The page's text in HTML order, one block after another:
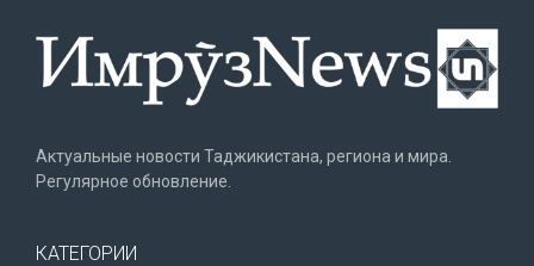
Актуальные новости Таджикистана, региона и мира.
Регулярное обновление.
КАТЕГОРИИ